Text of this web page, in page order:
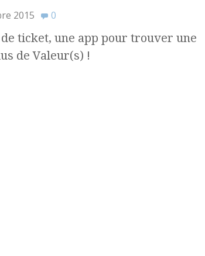
2015 0
ticket, une app pour trouver une
de Valeur(s) !